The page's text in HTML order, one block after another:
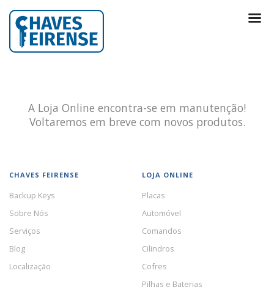
A Loja Online encontra-se em manutenção!
Voltaremos em breve com novos produtos.
CHAVES FEIRENSE
Backup Keys
Sobre Nós
Serviços
Blog
Localização
LOJA ONLINE
Placas
Automóvel
Comandos
Cilindros
Cofres
Pilhas e Baterias